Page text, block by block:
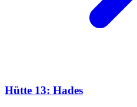
Hütte 13: Hades